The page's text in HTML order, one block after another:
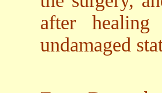
after
undamaged